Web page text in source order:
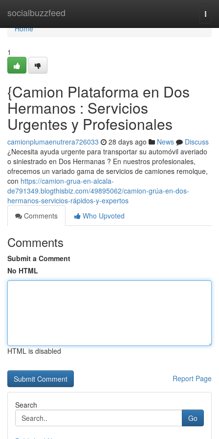
socialbuzzfeed
Home
Home
1
{Camion Plataforma en Dos
Hermanos : Servicios
Urgentes y Profesionales
camionplumaenutrera726033 28 days ago News
Discuss
¿Necesita ayuda urgente para transportar su automóvil averiado
o siniestrado en Dos Hermanas ? En nuestros profesionales,
ofrecemos un variado gama de servicios de camiones remolque,
con https://camion-grua-en-alcala-
de791349.blogthisbiz.com/49895062/camion-grúa-en-dos-
hermanos-servicios-rápidos-y-expertos
Comments
Who Upvoted
Comments
Submit a Comment
No HTML
HTML is disabled
Report Page
Search
Go